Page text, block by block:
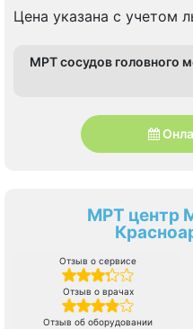
Мужества,
Цена указана с учетом
МРТ сосудов головного
МРТ центр
Отзыв о сервисе
Отзыв о врачах
Отзыв об оборудовании